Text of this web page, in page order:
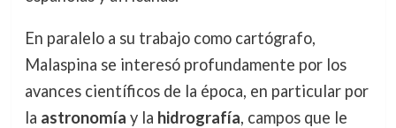
En paralelo a su trabajo como cartógrafo,
Malaspina se interesó profundamente por los
avances científicos de la época, en particular por
la astronomía y la hidrografía, campos que le